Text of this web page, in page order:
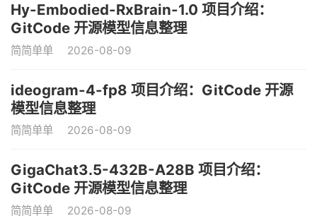
Hy-Embodied-RxBrain-1.0 项目介绍：
GitCode 开源模型信息整理
简简单单 2026-08-09
ideogram-4-fp8 项目介绍：GitCode 开源
模型信息整理
简简单单 2026-08-09
GigaChat3.5-432B-A28B 项目介绍：
GitCode 开源模型信息整理
简简单单 2026-08-09